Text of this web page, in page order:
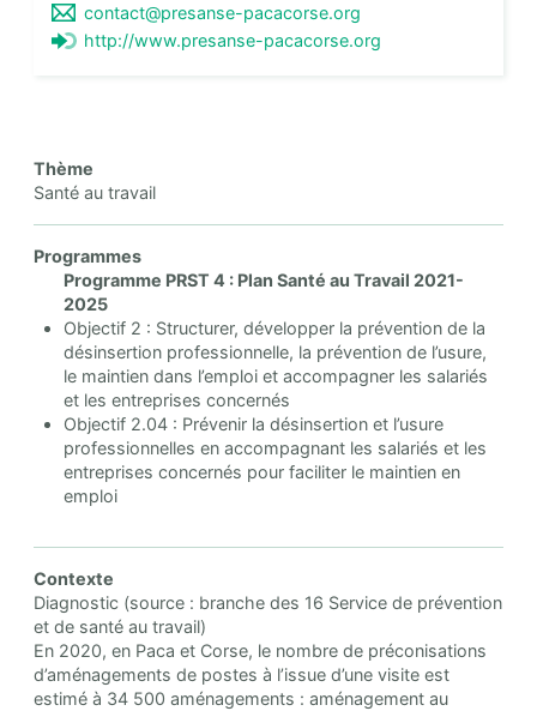
contact@presanse-pacacorse.org
http://www.presanse-pacacorse.org
Thème
Santé au travail
Programmes
Programme PRST 4 : Plan Santé au Travail 2021-
2025
Objectif 2 : Structurer, développer la prévention de la
désinsertion professionnelle, la prévention de l’usure,
le maintien dans l’emploi et accompagner les salariés
et les entreprises concernés
Objectif 2.04 : Prévenir la désinsertion et l’usure
professionnelles en accompagnant les salariés et les
entreprises concernés pour faciliter le maintien en
emploi
Contexte
Diagnostic (source : branche des 16 Service de prévention
et de santé au travail)
En 2020, en Paca et Corse, le nombre de préconisations
d’aménagements de postes à l’issue d’une visite est
estimé à 34 500 aménagements : aménagement au